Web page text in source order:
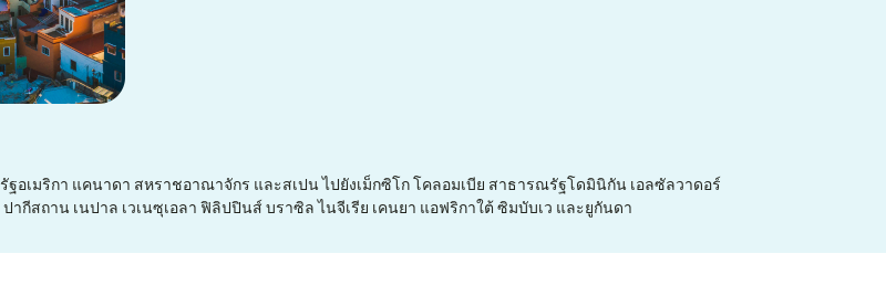
อเมริกา แคนาดา สหราชอาณาจักร และสเปน ไปยังเม็กซิโก โคลอมเบีย สาธารณรัฐโดมินิกัน เอลซัลวาดอร์
ากีสถาน เนปาล เวเนซุเอลา ฟิลิปปินส์ บราซิล ไนจีเรีย เคนยา แอฟริกาใต้ ซิมบับเว และยูกันดา